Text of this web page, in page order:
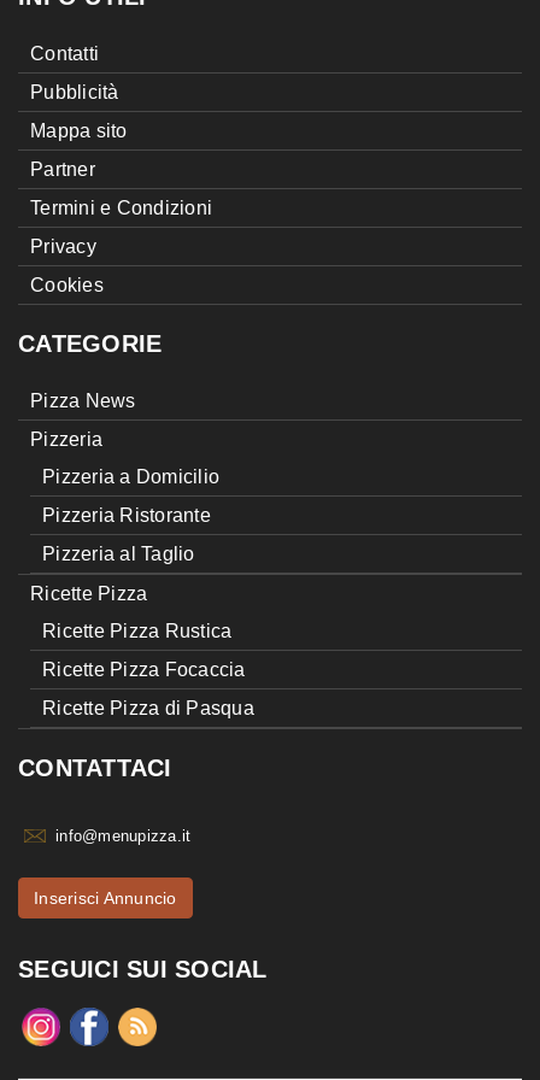
Contatti
Pubblicità
Mappa sito
Partner
Termini e Condizioni
Privacy
Cookies
CATEGORIE
Pizza News
Pizzeria
Pizzeria a Domicilio
Pizzeria Ristorante
Pizzeria al Taglio
Ricette Pizza
Ricette Pizza Rustica
Ricette Pizza Focaccia
Ricette Pizza di Pasqua
CONTATTACI
info@menupizza.it
Inserisci Annuncio
SEGUICI SUI SOCIAL